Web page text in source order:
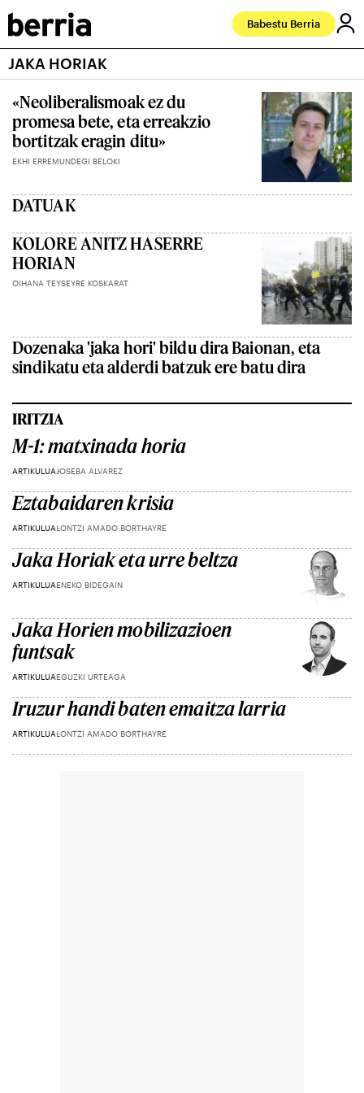
Babestu Berria
JAKA HORIAK
«Neoliberalismoak ez du
promesa bete, eta erreakzio
bortitzak eragin ditu»
EKHI ERREMUNDEGI BELOKI
DATUAK
KOLORE ANITZ HASERRE
HORIAN
OIHANA TEYSEYRE KOSKARAT
Dozenaka 'jaka hori' bildu dira Baionan, eta
sindikatu eta alderdi batzuk ere batu dira
IRITZIA
M-1: matxinada horia
ARTIKULUA JOSEBA ALVAREZ
Eztabaidaren krisia
ARTIKULUALONTZI AMADO BORTHAYRE
Jaka Horiak eta urre beltza
ARTIKULUAENEKO BIDEGAIN
Jaka Horien mobilizazioen
funtsak
ARTIKULUAEGUZKI URTEAGA
Iruzur handi baten emaitza larria
ARTIKULUALONTZI AMADO BORTHAYRE